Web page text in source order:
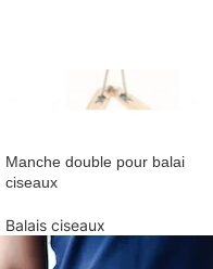
Manche double pour balai
ciseaux
Balais ciseaux